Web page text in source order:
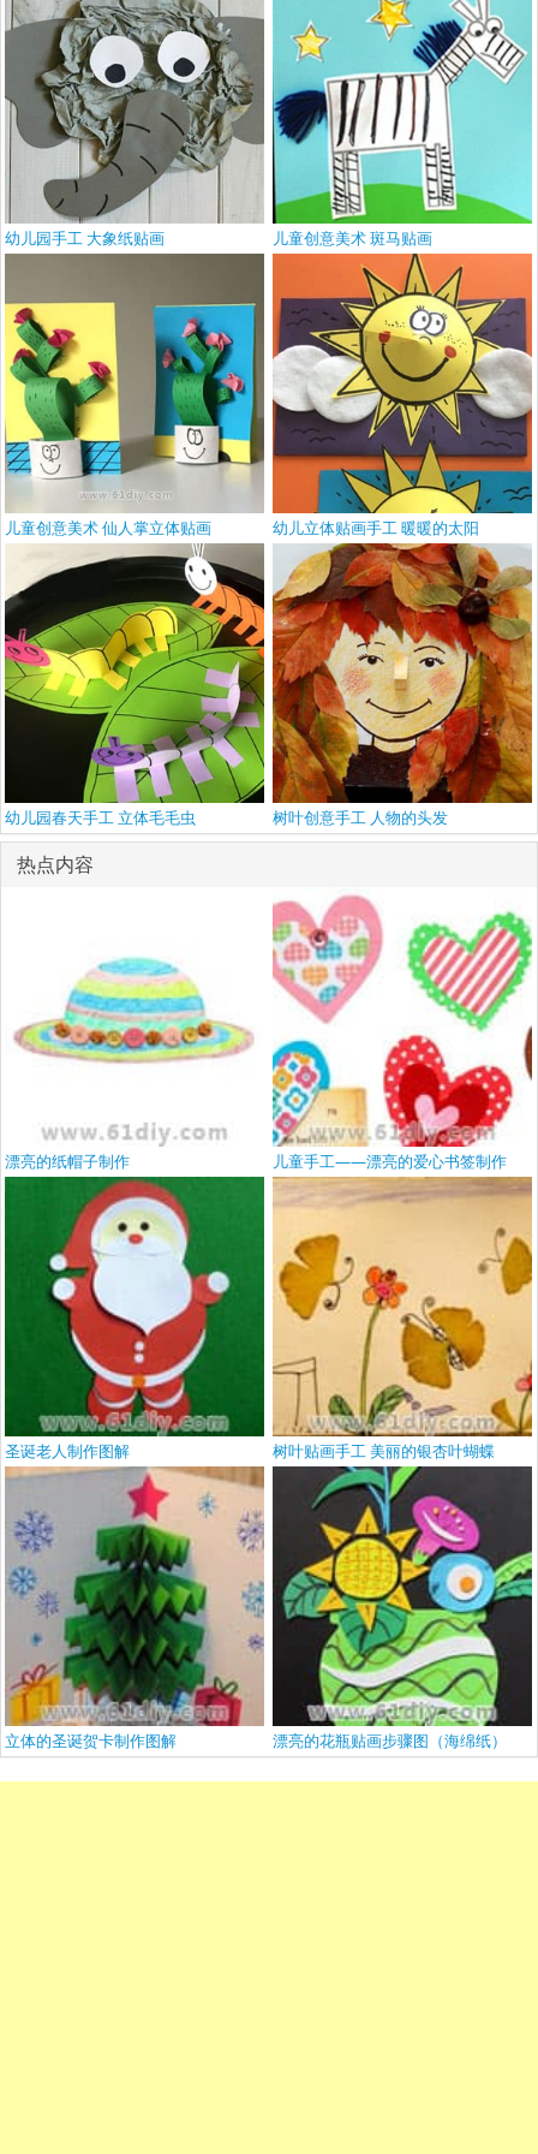
幼儿园手工 大象纸贴画 儿童创意美术 斑马贴画
儿童创意美术 仙人掌立体贴画 幼儿立体贴画手工 暖暖的太阳
幼儿园春天手工 立体毛毛虫 树叶创意手工 人物的头发
热点内容
漂亮的纸帽子制作 儿童手工——漂亮的爱心书签制作
圣诞老人制作图解 树叶贴画手工 美丽的银杏叶蝴蝶
立体的圣诞贺卡制作图解 漂亮的花瓶贴画步骤图（海绵纸）